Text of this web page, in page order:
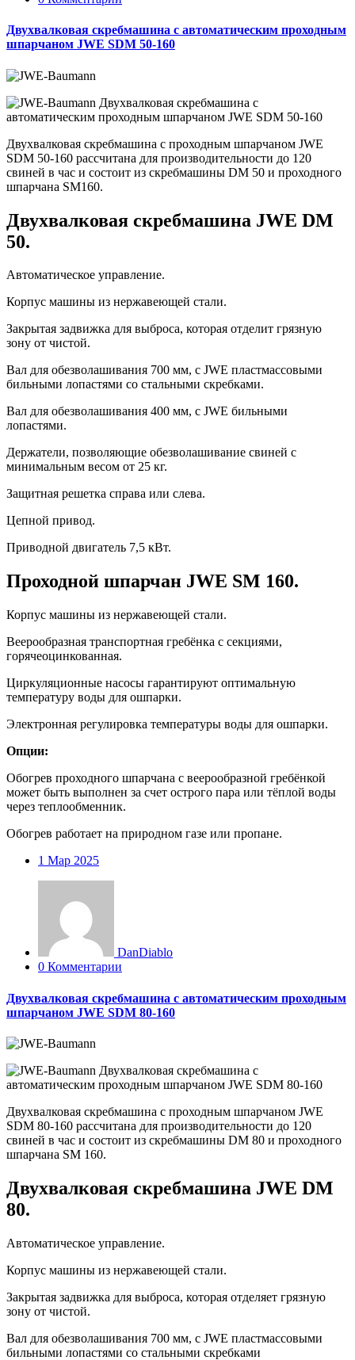
Двухвалковая скребмашина с автоматическим проходным
шпарчаном JWE SDM 50-160
Двухвалковая скребмашина с проходным шпарчаном JWE
SDM 50-160 рассчитана для производительности до 120
свиней в час и состоит из скребмашины DM 50 и проходного
шпарчана SM160.
Двухвалковая скребмашина JWE DM
50.
Автоматическое управление.
Корпус машины из нержавеющей стали.
Закрытая задвижка для выброса, которая отделит грязную
зону от чистой.
Вал для обезволашивания 700 мм, с JWE пластмассовыми
бильными лопастями со стальными скребками.
Вал для обезволашивания 400 мм, с JWE бильными
лопастями.
Держатели, позволяющие обезволашивание свиней с
минимальным весом от 25 кг.
Защитная решетка справа или слева.
Цепной привод.
Приводной двигатель 7,5 кВт.
Проходной шпарчан JWE SM 160.
Корпус машины из нержавеющей стали.
Веерообразная транспортная гребёнка с секциями,
горячеоцинкованная.
Циркуляционные насосы гарантируют оптимальную
температуру воды для ошпарки.
Электронная регулировка температуры воды для ошпарки.
Опции:
Обогрев проходного шпарчана с веерообразной гребёнкой
может быть выполнен за счет острого пара или тёплой воды
через теплообменник.
Обогрев работает на природном газе или пропане.
1 Мар 2025
DanDiablo
0 Комментарии
Двухвалковая скребмашина с автоматическим проходным
шпарчаном JWE SDM 80-160
Двухвалковая скребмашина с проходным шпарчаном JWE
SDM 80-160 рассчитана для производительности до 120
свиней в час и состоит из скребмашины DM 80 и проходного
шпарчана SM 160.
Двухвалковая скребмашина JWE DM
80.
Автоматическое управление.
Корпус машины из нержавеющей стали.
Закрытая задвижка для выброса, которая отделяет грязную
зону от чистой.
Вал для обезволашивания 700 мм, с JWE пластмассовыми
бильными лопастями со стальными скребками